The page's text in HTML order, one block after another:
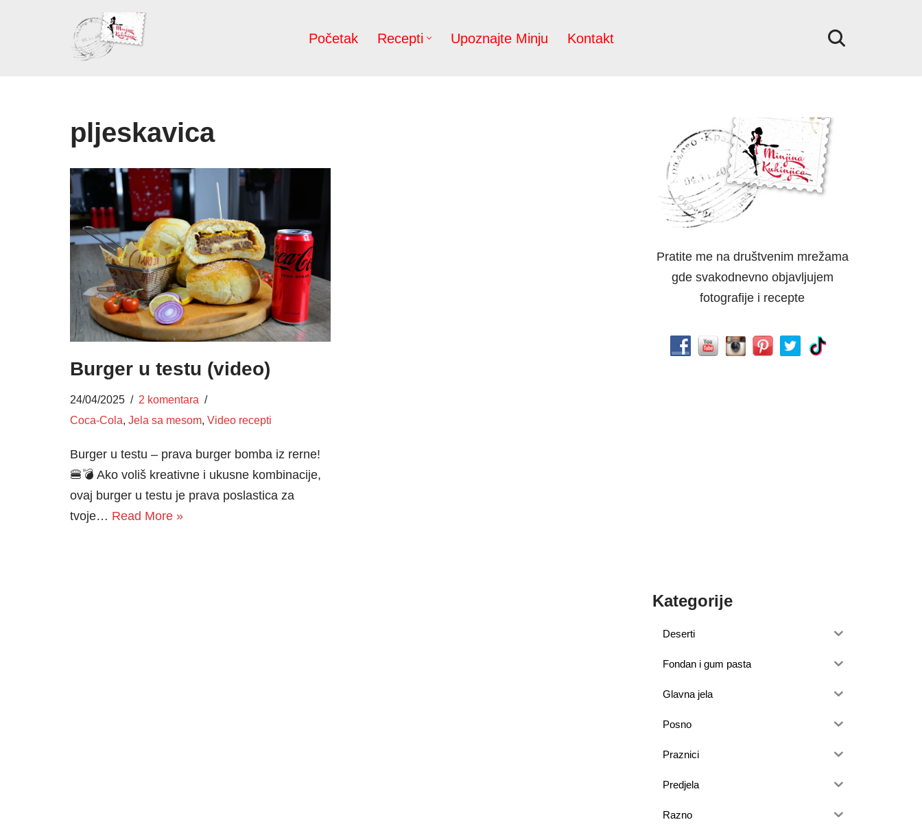
Početak Recepti Upoznajte Minju Kontakt
pljeskavica
Burger u testu (video)
24/04/2025
2 komentara
Coca-Cola, Jela sa mesom, Video recepti
Burger u testu – prava burger bomba iz rerne!
🍔💣 Ako voliš kreativne i ukusne kombinacije,
ovaj burger u testu je prava poslastica za
tvoje… Read More »
Pratite me na društvenim mrežama
gde svakodnevno objavljujem
fotografije i recepte
Kategorije
Deserti
Fondan i gum pasta
Glavna jela
Posno
Praznici
Predjela
Razno